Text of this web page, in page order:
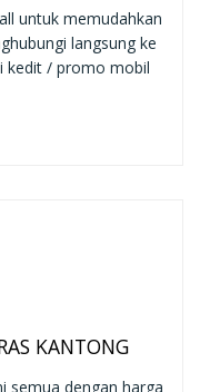
untuk memudahkan
langsung ke
kedit / promo mobil
KANTONG
semua dengan harga